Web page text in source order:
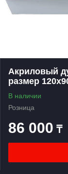
Акриловый
размер
В наличии
Розница
86 000 ₸